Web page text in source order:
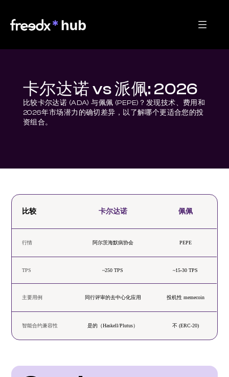
卡尔达诺 vs 派佩: 2026
比较卡尔达诺 (ADA) 与佩佩 (PEPE)？发现技术、费用和
2026年市场潜力的确切差异，以了解哪个更适合您的投
资组合。
比较 卡尔达诺 佩佩
行情 阿尔茨海默病协会 PEPE
TPS ~250 TPS ~15-30 TPS
主要用例 同行评审的去中心化应用 投机性 memecoin
智能合约兼容性 是的（Haskell/Plutus） 不 (ERC-20)